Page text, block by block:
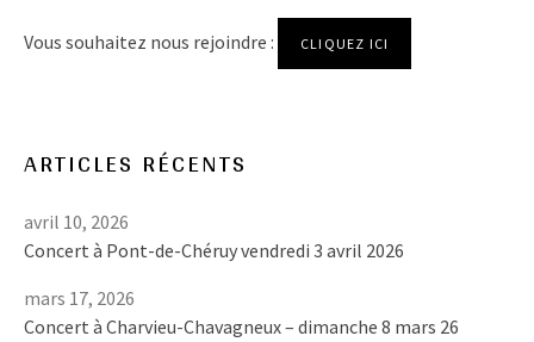
Vous souhaitez nous rejoindre : CLIQUEZ ICI
ARTICLES RÉCENTS
Concert à Pont-de-Chéruy vendredi 3 avril 2026
avril 10, 2026
Concert à Charvieu-Chavagneux – dimanche 8 mars 26
mars 17, 2026